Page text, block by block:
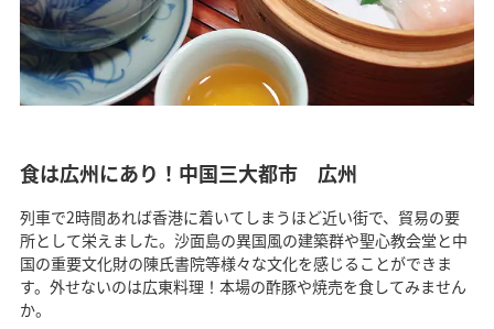
食は広州にあり！中国三大都市 広州
列車で2時間あれば香港に着いてしまうほど近い街で、貿易の要
所として栄えました。沙面島の異国風の建築群や聖心教会堂と中
国の重要文化財の陳氏書院等様々な文化を感じることができま
す。外せないのは広東料理！本場の酢豚や焼売を食してみません
か。